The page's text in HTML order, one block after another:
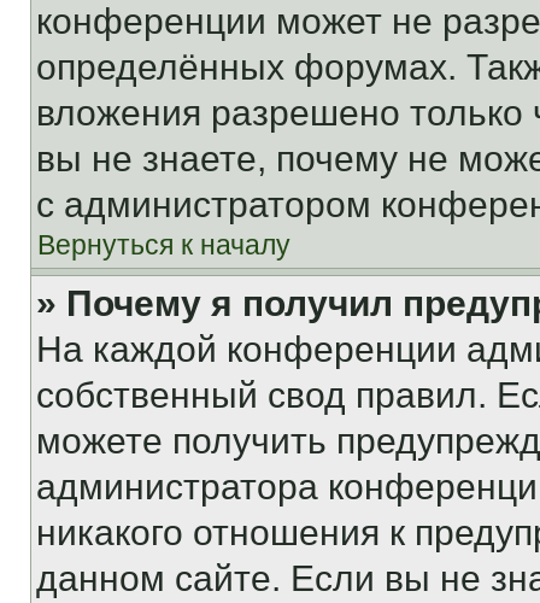
конференции может не
определённых форумах.
вложения разрешено
вы не знаете, почему не
с администратором
Вернуться к началу
» Почему я получил
На каждой конференции
собственный свод правил.
можете получить
администратора
никакого отношения к
данном сайте. Если вы не